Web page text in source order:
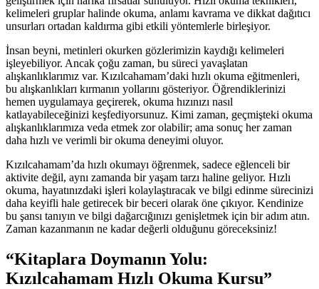
kelimeleri gruplar halinde okuma, anlamı kavrama ve dikkat dağıtıcı
unsurları ortadan kaldırma gibi etkili yöntemlerle birleşiyor.
İnsan beyni, metinleri okurken gözlerimizin kaydığı kelimeleri
işleyebiliyor. Ancak çoğu zaman, bu süreci yavaşlatan
alışkanlıklarımız var. Kızılcahamam’daki hızlı okuma eğitmenleri,
bu alışkanlıkları kırmanın yollarını gösteriyor. Öğrendiklerinizi
hemen uygulamaya geçirerek, okuma hızınızı nasıl
katlayabileceğinizi keşfediyorsunuz. Kimi zaman, geçmişteki okuma
alışkanlıklarımıza veda etmek zor olabilir; ama sonuç her zaman
daha hızlı ve verimli bir okuma deneyimi oluyor.
Kızılcahamam’da hızlı okumayı öğrenmek, sadece eğlenceli bir
aktivite değil, aynı zamanda bir yaşam tarzı haline geliyor. Hızlı
okuma, hayatınızdaki işleri kolaylaştıracak ve bilgi edinme sürecinizi
daha keyifli hale getirecek bir beceri olarak öne çıkıyor. Kendinize
bu şansı tanıyın ve bilgi dağarcığınızı genişletmek için bir adım atın.
Zaman kazanmanın ne kadar değerli olduğunu göreceksiniz!
“Kitaplara Doymanın Yolu:
Kızılcahamam Hızlı Okuma Kursu”